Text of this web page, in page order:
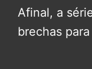
Afinal, a
brechas